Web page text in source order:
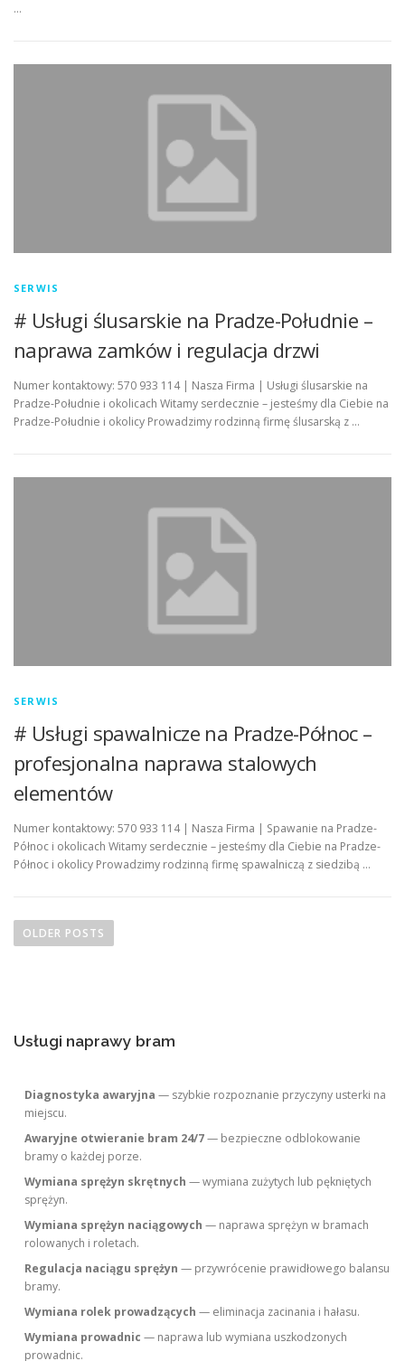
…
SERWIS
# Usługi ślusarskie na Pradze-Południe –
naprawa zamków i regulacja drzwi
Numer kontaktowy: 570 933 114 | Nasza Firma | Usługi ślusarskie na
Pradze-Południe i okolicach Witamy serdecznie – jesteśmy dla Ciebie na
Pradze-Południe i okolicy Prowadzimy rodzinną firmę ślusarską z …
SERWIS
# Usługi spawalnicze na Pradze-Północ –
profesjonalna naprawa stalowych
elementów
Numer kontaktowy: 570 933 114 | Nasza Firma | Spawanie na Pradze-
Północ i okolicach Witamy serdecznie – jesteśmy dla Ciebie na Pradze-
Północ i okolicy Prowadzimy rodzinną firmę spawalniczą z siedzibą …
o
a
OLDER POSTS
Usługi naprawy bram
Diagnostyka awaryjna — szybkie rozpoznanie przyczyny usterki na
miejscu.
Awaryjne otwieranie bram 24/7— bezpieczne odblokowanie
bramy o każdej porze.
Wymiana sprężyn skrętnych — wymiana zużytych lub pękniętych
sprężyn.
Wymiana sprężyn naciągowych — naprawa sprężyn w bramach
rolowanych i roletach.
Regulacja naciągu sprężyn — przywrócenie prawidłowego balansu
bramy.
Wymiana rolek prowadzących — eliminacja zacinania i hałasu.
Wymiana prowadnic — naprawa lub wymiana uszkodzonych
prowadnic.